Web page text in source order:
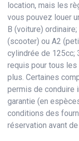
location, mais les
vous pouvez louer
B (voiture)
(scooter) ou A2
cylindrée de 125cc;
requis pour tous
plus. Certaines
permis de conduire
garantie (en
conditions des
réservation avant